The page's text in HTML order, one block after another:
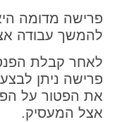
פרישה מדומה
להמשך עבודה
לאחר קבלת
פרישה ניתן
את הפטור על
אצל המעסיק.